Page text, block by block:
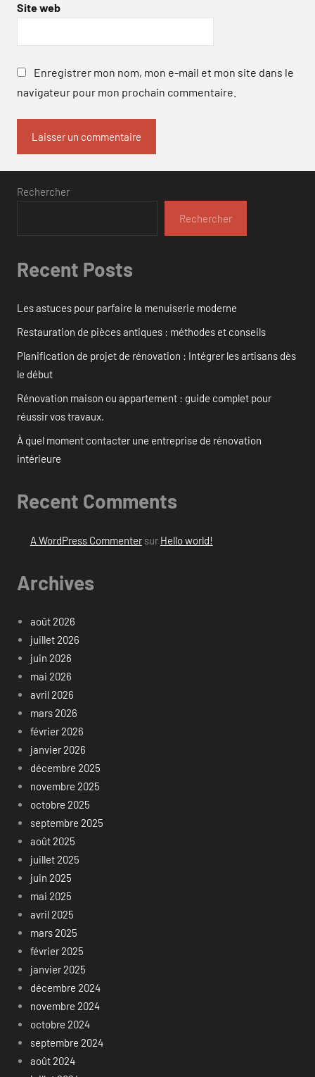
Site web
Enregistrer mon nom, mon e-mail et mon site dans le
navigateur pour mon prochain commentaire.
Rechercher
Rechercher
Recent Posts
Les astuces pour parfaire la menuiserie moderne
Restauration de pièces antiques : méthodes et conseils
Planification de projet de rénovation : Intégrer les artisans dès
le début
Rénovation maison ou appartement : guide complet pour
réussir vos travaux.
À quel moment contacter une entreprise de rénovation
intérieure
Recent Comments
A WordPress Commentersur Hello world!
Archives
août 2026
juillet 2026
juin 2026
mai 2026
avril 2026
mars 2026
février 2026
janvier 2026
décembre 2025
novembre 2025
octobre 2025
septembre 2025
août 2025
juillet 2025
juin 2025
mai 2025
avril 2025
mars 2025
février 2025
janvier 2025
décembre 2024
novembre 2024
octobre 2024
septembre 2024
août 2024